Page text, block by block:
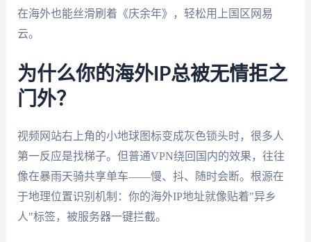
在海外也能丝滑刷着《庆余年》，轻松用上国区网易
云。
为什么你的海外IP总被无情拒之
门外？
视频网站右上角的小地球图标变成灰色锁头时，很多人
第一反应是找梯子。但普通VPN绕回国内的效果，往往
像在暴雨天骑共享单车——慢、抖、随时会断。根源在
于地理位置识别机制：你的海外IP地址就像贴着"异乡
人"标签，被服务器一键拦截。